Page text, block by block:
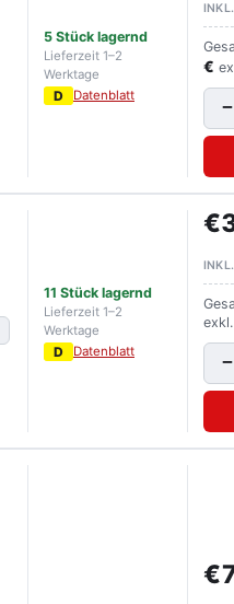
5 Stück lagernd
Lieferzeit 1–2
Werktage
D Datenblatt
€
−
11 Stück lagernd
Lieferzeit 1–2
Werktage
D Datenblatt
−